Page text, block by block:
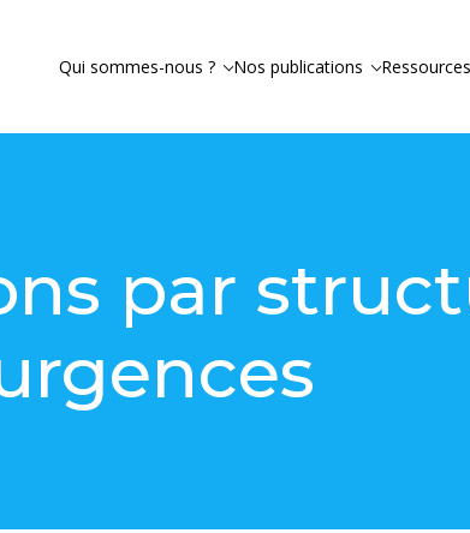
Qui sommes-nous ? Nos publications Ressources
par